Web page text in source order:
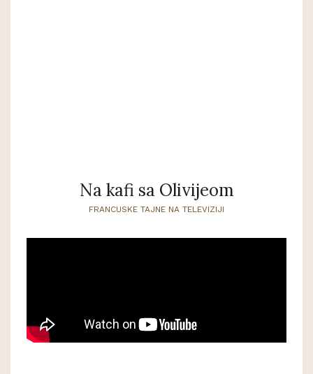
Na kafi sa Olivijeom
FRANCUSKE TAJNE NA TELEVIZIJI